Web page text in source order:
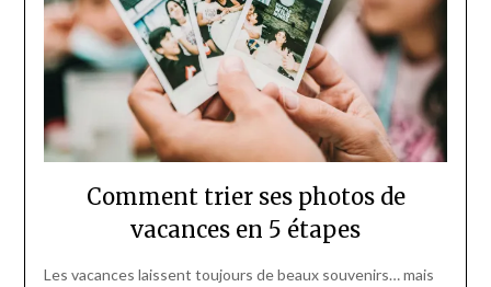
Comment trier ses photos de
vacances en 5 étapes
Les vacances laissent toujours de beaux souvenirs… mais